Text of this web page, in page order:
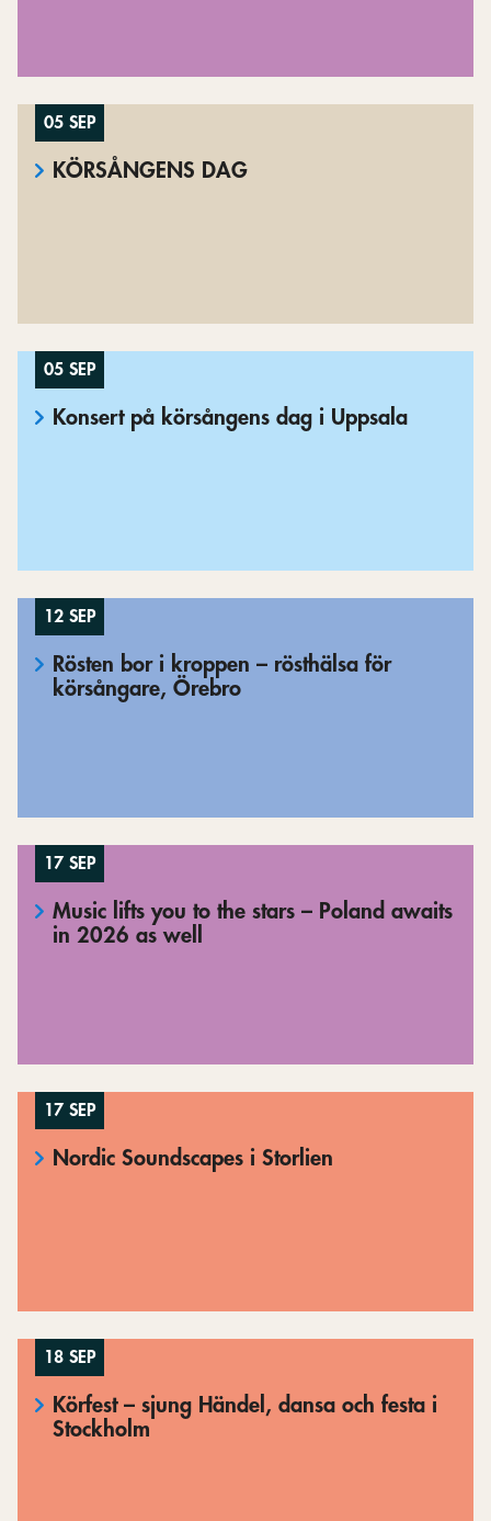
05 SEP
KÖRSÅNGENS DAG
05 SEP
Konsert på körsångens dag i Uppsala
12 SEP
Rösten bor i kroppen – rösthälsa för
körsångare, Örebro
17 SEP
Music lifts you to the stars – Poland awaits
in 2026 as well
17 SEP
Nordic Soundscapes i Storlien
18 SEP
Körfest – sjung Händel, dansa och festa i
Stockholm